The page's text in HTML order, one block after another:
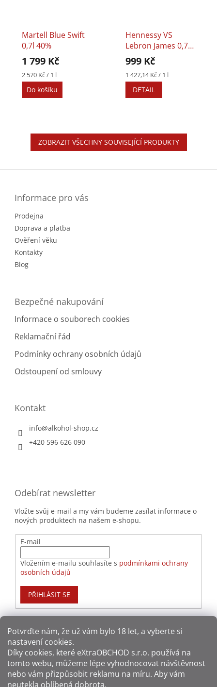
Potvrďte nám​​, že už vám bylo 18 let, a vyberte si
nastavení cookies.
Díky cookies, které eXtraOBCHOD s.r.o. používá na
tomto webu, můžeme lépe vyhodnocovat návštěvnost
nebo vám přizpůsobit reklamu na míru. Aby vám
neutekla oblíbená dobrota.
Martell Blue Swift
0,7l 40%
1 799 Kč
Měrná
cena:
2 570 Kč / 1 l
Do košíku
Hennessy VS
Lebron James 0,7l
40%
999 Kč
Měrná
cena:
1 427,14 Kč / 1 l
DETAIL
ZOBRAZIT VŠECHNY SOUVISEJÍCÍ PRODUKTY
Informace pro vás
Prodejna
Doprava a platba
Ověření věku
Kontakty
Blog
Bezpečné nakupování
Informace o souborech cookies
Reklamační řád
Podmínky ochrany osobních údajů
Odstoupení od smlouvy
Kontakt
info@alkohol-shop.cz
+420 596 626 090
Odebírat newsletter
Vložte svůj e-mail a my vám budeme zasílat informace o
nových produktech na našem e-shopu.
E-mail
Vložením e-mailu souhlasíte s podmínkami ochrany
osobních údajů
PŘIHLÁSIT SE
Způsoby dopravy: